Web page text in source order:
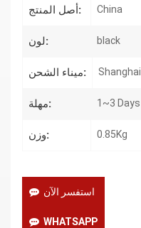
أصل المنتج: China
لون: black
ميناء الشحن: Shanghai
مهلة: 1~3 Days
وزن: 0.85Kg
استفسر الآن
WHATSAPP